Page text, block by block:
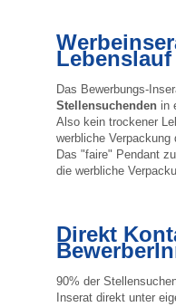
Lebenslauf
Das Bewerbungs-
Stellensuchenden in
Also kein trockener
werbliche Verpackung
Das "faire" Pendant
die werbliche
Direkt
90% der
Inserat direkt unter